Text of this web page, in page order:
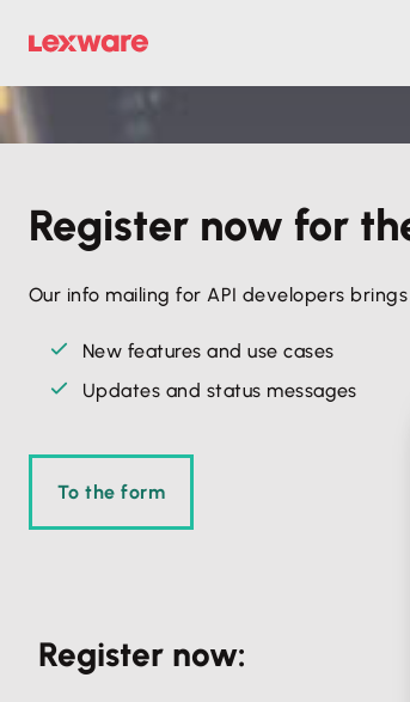
Register now for
Our info mailing for API developers
New features and use cases
Updates and status messages
To the form
Register now: